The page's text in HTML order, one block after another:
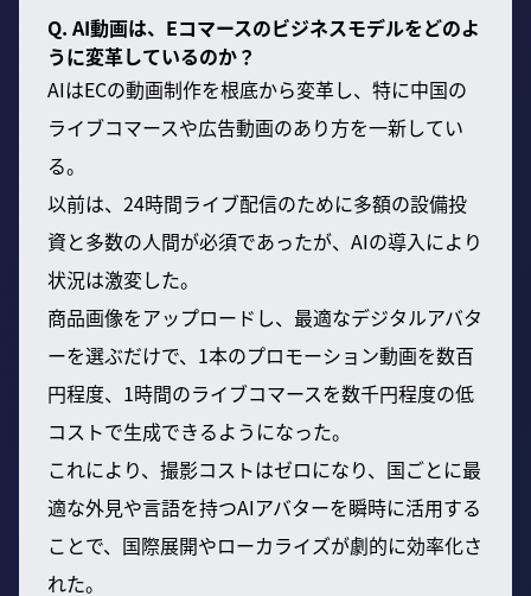
Q. AI動画は、Eコマースのビジネスモデルをどのよ
うに変革しているのか？
AIはECの動画制作を根底から変革し、特に中国の
ライブコマースや広告動画のあり方を一新してい
る。
以前は、24時間ライブ配信のために多額の設備投
資と多数の人間が必須であったが、AIの導入により
状況は激変した。
商品画像をアップロードし、最適なデジタルアバタ
ーを選ぶだけで、1本のプロモーション動画を数百
円程度、1時間のライブコマースを数千円程度の低
コストで生成できるようになった。
これにより、撮影コストはゼロになり、国ごとに最
適な外見や言語を持つAIアバターを瞬時に活用する
ことで、国際展開やローカライズが劇的に効率化さ
れた。